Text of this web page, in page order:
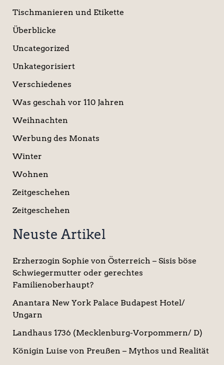
Tischmanieren und Etikette
Überblicke
Uncategorized
Unkategorisiert
Verschiedenes
Was geschah vor 110 Jahren
Weihnachten
Werbung des Monats
Winter
Wohnen
Zeitgeschehen
Zeitgeschehen
Neuste Artikel
Erzherzogin Sophie von Österreich – Sisis böse
Schwiegermutter oder gerechtes
Familienoberhaupt?
Anantara New York Palace Budapest Hotel/
Ungarn
Landhaus 1736 (Mecklenburg-Vorpommern/ D)
Königin Luise von Preußen – Mythos und Realität